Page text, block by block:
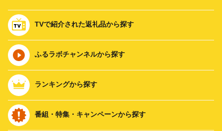
TVで紹介された返礼品から探す
ふるラボチャンネルから探す
ランキングから探す
番組・特集・キャンペーンから探す